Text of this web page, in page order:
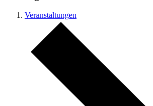
Veranstaltungen